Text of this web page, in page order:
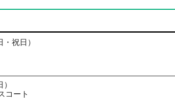
祝日）
コート